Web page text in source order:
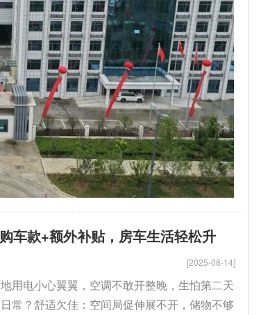
车款+额外补贴，房车生活轻松升
[2025-08-14]
用电小心翼翼，空调不敢开整晚，生怕第二天
常？舒适欠佳：空间局促伸展不开，储物不够